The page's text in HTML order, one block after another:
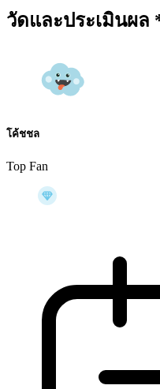
วัดและประเมินผล
โค้ชชล
Top Fan